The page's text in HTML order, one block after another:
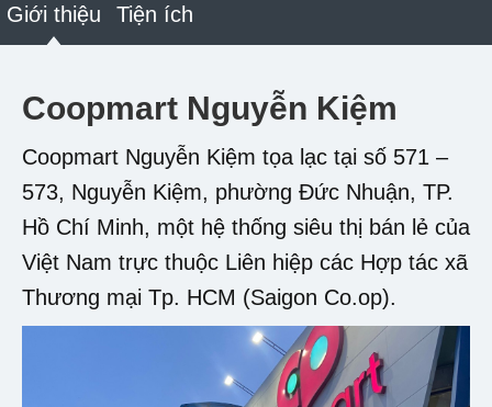
Giới thiệu Tiện ích
Coopmart Nguyễn Kiệm
Coopmart Nguyễn Kiệm tọa lạc tại số 571 –
573, Nguyễn Kiệm, phường Đức Nhuận, TP.
Hồ Chí Minh, một hệ thống siêu thị bán lẻ của
Việt Nam trực thuộc Liên hiệp các Hợp tác xã
Thương mại Tp. HCM (Saigon Co.op).